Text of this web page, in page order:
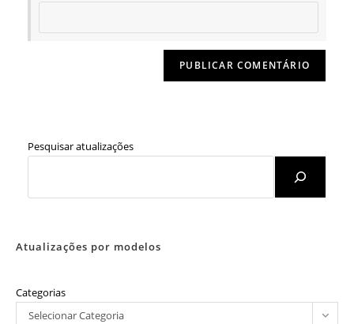
Pesquisar atualizações
Atualizações por modelos
Categorias
Selecionar Categoria